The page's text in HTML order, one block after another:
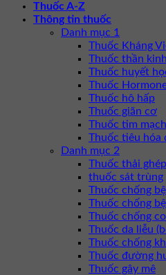
Thuốc A-Z
Thông tin thuốc
Danh mục 1
Thuốc Kháng
Thuốc thần
Thuốc huyết
Thuốc
Thuốc hô hấp
Thuốc giãn cơ
Thuốc tim mạch
Thuốc tiêu hóa
Danh mục 2
Thuốc thải ghép
thuốc sát trùng
Thuốc chống
Thuốc chống
Thuốc chống
Thuốc da liễu
Thuốc chống
Thuốc đường
Thuốc gây mê